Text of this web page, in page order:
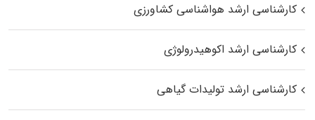
کارشناسی ارشد هواشناسی کشاورزی
کارشناسی ارشد اکوهیدرولوژی
کارشناسی ارشد تولیدات گیاهی